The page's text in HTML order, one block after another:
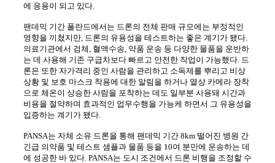
에 응용이 되고 있다.
팬데믹 기간 폴란드에서는 드론의 전체 판매 규모에는 부정적인
영향을 끼쳤지만, 드론의 유용성을 테스트하는 좋은 계기가 됐다.
의료기관에서 검체, 혈액수송, 약품 운송 등 다양한 물품을 운반하
는 데 사용해 기존 구급차보다 빠르고 안전한 작업이 가능했다. 드
론은 또한 자가격리 중인 사람을 관리하고 소독제를 뿌리고 비상
상황 및 보호 마스크 착용에 대한 알림을 하거나 열상 카메라 장착
으로 체온이 상승한 사람을 포착하는 데도 일부분 사용돼 시간과
비용을 절약하며 효과적인 업무수행을 가능케 하면서 그 유용성을
입증하는 계기가 됐다.
PANSA는 자체 소유 드론을 통해 팬데믹 기간 8km 떨어진 병원 간
긴급 의약품 및 테스트 샘플과 물품 등을 10여 분만에 운송하는 데
에 성공한 바 있다. PANSA는 도시 조건에서 드론 비행을 조정할 수